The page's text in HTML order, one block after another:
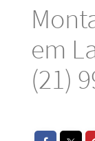
em
(21)